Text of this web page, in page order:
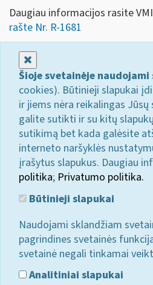
Daugiau informacijos rasite
rašte Nr. R-1681
Šioje svetainėje
cookies). Būtinieji slapukai
ir jiems nėra reikalingas
galite sutikti ir su kitų
sutikimą bet kada galėsite
interneto naršyklės
įrašytus slapukus. Daugiau
politika; Privatumo politika.
Būtinieji slapukai
Naudojami sklandžiam
pagrindines svetainės
svetainė negali tinkamai
Analitiniai slapukai